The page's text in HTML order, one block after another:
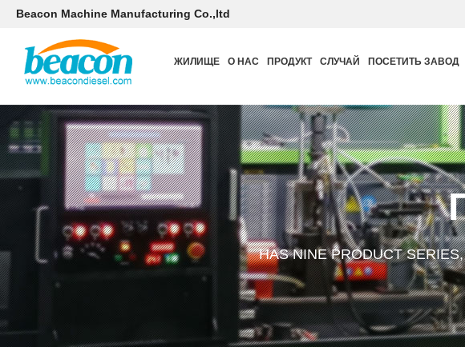
Beacon Machine Manufacturing Co.,ltd
ЖИЛИЩЕ О НАС ПРОДУКТ СЛУЧАЙ ПОСЕТИТЬ ЗАВОД
HAS NINE PRODUCT